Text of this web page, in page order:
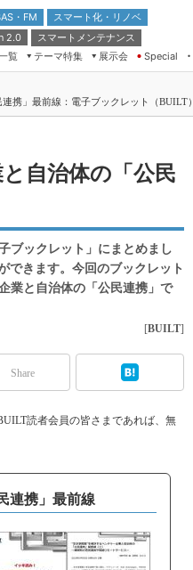
・FM
スマート化・リノベ
2.0
スマートメンテナンス
覧
テーマ特集
ー
展示会
量展
先端技術展－
リエンスOSAKA
ルド 2020
リエンスTOKYO
Special
携」最前線：電子ブックレット（BUILT）
自治体の「公民
ブックレット」にまとめまし
できます。今回のブックレット
業と自治体の「公民連携」で
[BUILT]
Share
読者会員の皆さまであれば、無
連携」最前線